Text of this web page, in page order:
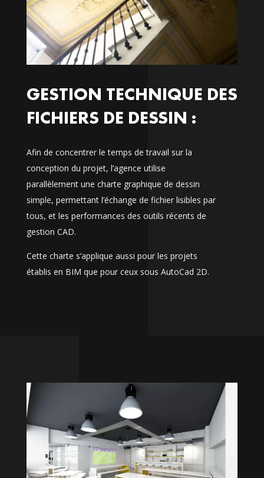
GESTION TECHNIQUE DES
FICHIERS DE DESSIN :
Afin de concentrer le temps de travail sur la
conception du projet, l’agence utilise
parallèlement une charte graphique de dessin
simple, permettant l’échange de fichier lisibles par
tous, et les performances des outils récents de
gestion CAD.
Cette charte s’applique aussi pour les projets
établis en BIM que pour ceux sous AutoCad 2D.